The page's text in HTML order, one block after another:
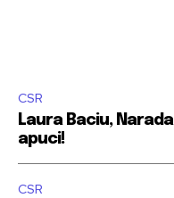
CSR
Laura Baciu,
apuci!
CSR